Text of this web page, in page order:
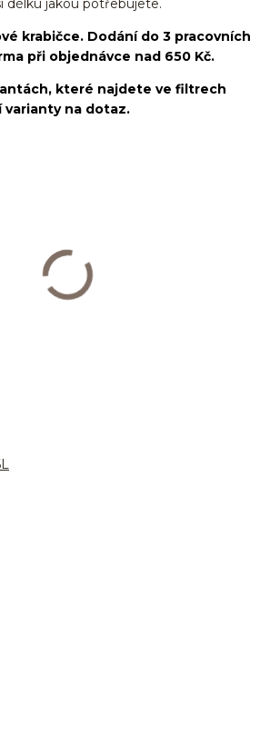
délku jakou potřebujete.
krabičce. Dodání do 3 pracovních
při objednávce nad 650 Kč.
které najdete ve filtrech
na dotaz.